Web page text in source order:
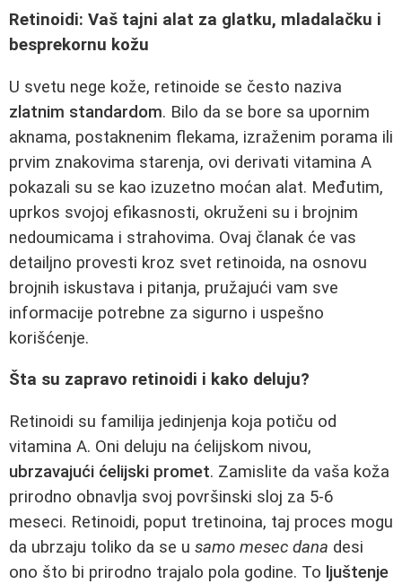
Retinoidi: Vaš tajni alat za glatku, mladalačku i
besprekornu kožu
U svetu nege kože, retinoide se često naziva
zlatnim standardom. Bilo da se bore sa upornim
aknama, postaknenim flekama, izraženim porama ili
prvim znakovima starenja, ovi derivati vitamina A
pokazali su se kao izuzetno moćan alat. Međutim,
uprkos svojoj efikasnosti, okruženi su i brojnim
nedoumicama i strahovima. Ovaj članak će vas
detailjno provesti kroz svet retinoida, na osnovu
brojnih iskustava i pitanja, pružajući vam sve
informacije potrebne za sigurno i uspešno
korišćenje.
Šta su zapravo retinoidi i kako deluju?
Retinoidi su familija jedinjenja koja potiču od
vitamina A. Oni deluju na ćelijskom nivou,
ubrzavajući ćelijski promet. Zamislite da vaša koža
prirodno obnavlja svoj površinski sloj za 5-6
meseci. Retinoidi, poput tretinoina, taj proces mogu
da ubrzaju toliko da se u samo mesec dana desi
ono što bi prirodno trajalo pola godine. To ljuštenje